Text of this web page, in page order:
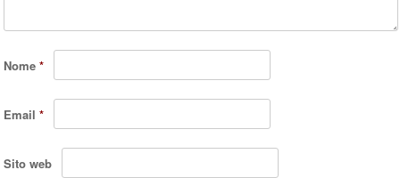
Nome*
Email*
Sito web